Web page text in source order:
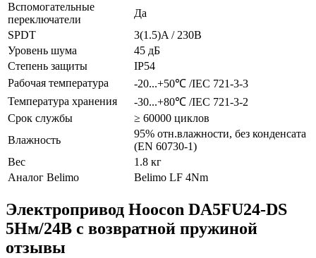
Вспомогательные
переключатели
Да
SPDT
3(1.5)A / 230В
Уровень шума
45 дБ
Степень защиты
IP54
Рабочая температура
-20...+50℃ /IEC 721-3-3
Температура хранения
-30...+80℃ /IEC 721-3-2
Срок службы
≥ 60000 циклов
Влажность
95% отн.влажности, без конденсата
(EN 60730-1)
Вес
1.8 кг
Аналог Belimo
Belimo LF 4Nm
Электропривод Hoocon DA5FU24-DS
5Нм/24В с возвратной пружиной
отзывы